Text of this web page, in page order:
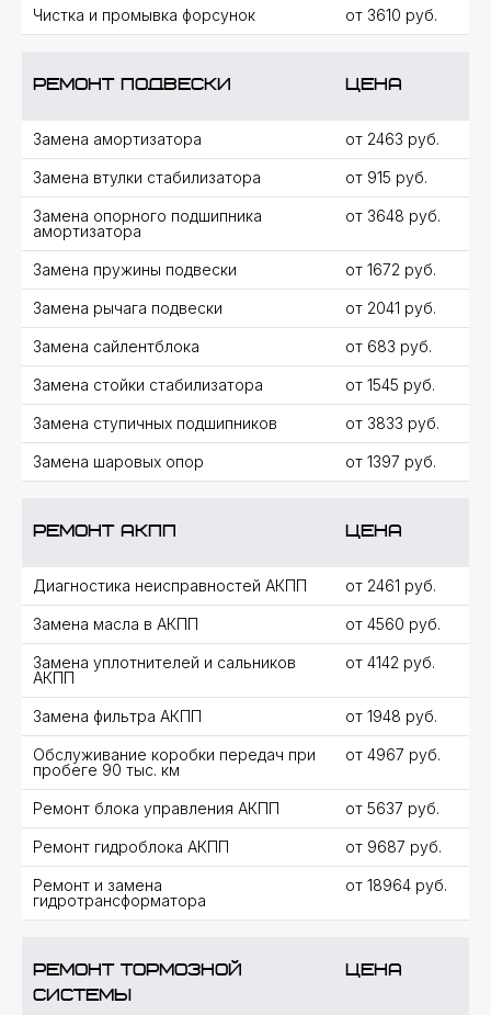
Чистка и промывка форсунок от 3610 руб.
Ремонт подвески цена
Замена амортизатора от 2463 руб.
Замена втулки стабилизатора от 915 руб.
Замена опорного подшипника
амортизатора
от 3648 руб.
Замена пружины подвески от 1672 руб.
Замена рычага подвески от 2041 руб.
Замена сайлентблока от 683 руб.
Замена стойки стабилизатора от 1545 руб.
Замена ступичных подшипников от 3833 руб.
Замена шаровых опор от 1397 руб.
Ремонт АКПП цена
Диагностика неисправностей АКПП от 2461 руб.
Замена масла в АКПП от 4560 руб.
Замена уплотнителей и сальников
АКПП
от 4142 руб.
Замена фильтра АКПП от 1948 руб.
Обслуживание коробки передач при
пробеге 90 тыс. км
от 4967 руб.
Ремонт блока управления АКПП от 5637 руб.
Ремонт гидроблока АКПП от 9687 руб.
Ремонт и замена
гидротрансформатора
от 18964 руб.
Ремонт тормозной
системы
цена
ВЫЯВЛЕНИЕ НЕИСПРАВНОСТЕЙ
0 руб.
0 руб. при ремонте
Без обмана и навязывания ненужных
работ, с подробными рекомендациями
и расчетом стоимости
Дефектовка
Иногда требуется снятие поддона
и осмотр гидравлической части КПП
01 ЭТАП
ДИАГНОСТИКА
Первичная компьютерная диагностика для
опроса блоков управления и определения
Осмотр
на подъемнике
03 ЭТАП
Тест-драйв
Смоделируем ситуацию для выявления
неисправности и проверки параметров
КПП в движении